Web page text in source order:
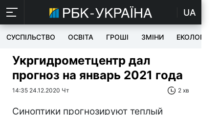
UA
СУСПІЛЬСТВО ОСВІТА ГРОШІ ЗМІНИ ЕКОЛОГІЯ
Укргидрометцентр дал
прогноз на январь 2021 года
14:35 24.12.2020 Чт 2 хв
Синоптики прогнозируют теплый